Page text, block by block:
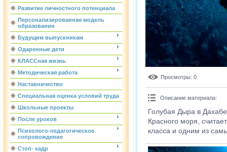
Развитие личностного потенциала
Персонализированная модель
образования
Будущим выпускникам
Одаренные дети
КЛАССная жизнь
Методическая работа
Наставничество
Специальная оценка условий труда
Школьные проекты
После уроков
Психолого-педагогическое
сопровождение
Стоп- кадр
Просмотры: 0
Описание материала:
Голубая Дыра в
Красного моря,
класса и одним из